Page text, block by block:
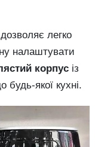
дозволяє легко
налаштувати
корпус із
якої кухні.